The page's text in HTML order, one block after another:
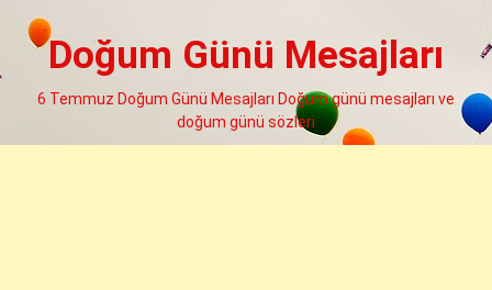
Doğum Günü Mesajları
6 Temmuz Doğum Günü Mesajları Doğum günü mesajları ve
doğum günü sözleri